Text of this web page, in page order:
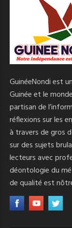
GuinéeNondi est
Guinée et le
partisan de
réflexions sur les
à travers de gros
sur des sujets
lecteurs avec
déontologie du
de qualité est